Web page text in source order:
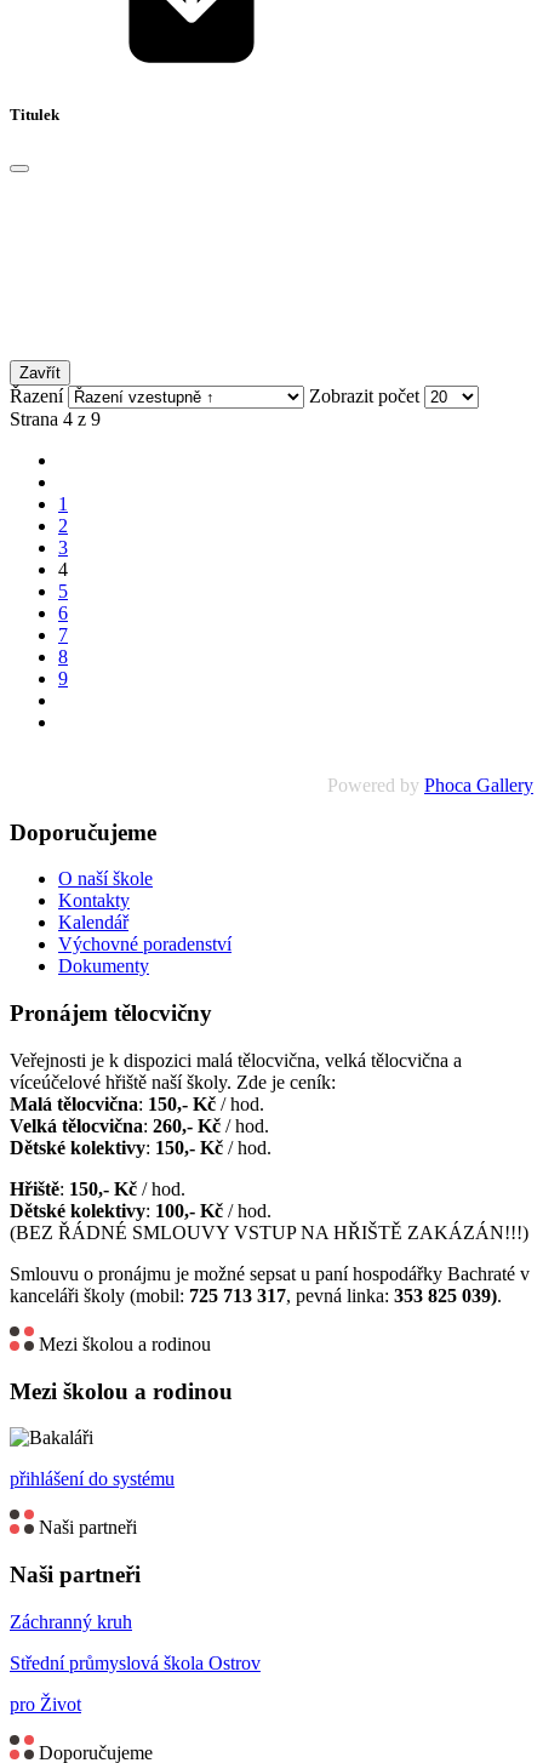
Titulek
Zavřít
Řazení
Zobrazit počet
Strana 4 z 9
1
2
3
4
5
6
7
8
9
Powered by Phoca Gallery
Doporučujeme
O naší škole
Kontakty
Kalendář
Výchovné poradenství
Dokumenty
Pronájem tělocvičny
Veřejnosti je k dispozici malá tělocvična, velká tělocvična a
víceúčelové hřiště naší školy. Zde je ceník:
Malá tělocvična: 150,- Kč / hod.
Velká tělocvična: 260,- Kč / hod.
Dětské kolektivy: 150,- Kč / hod.
Hřiště: 150,- Kč / hod.
Dětské kolektivy: 100,- Kč / hod.
(BEZ ŘÁDNÉ SMLOUVY VSTUP NA HŘIŠTĚ ZAKÁZÁN!!!)
Smlouvu o pronájmu je možné sepsat u paní hospodářky Bachraté v
kanceláři školy (mobil: 725 713 317, pevná linka: 353 825 039).
Mezi školou a rodinou
Mezi školou a rodinou
přihlášení do systému
Naši partneři
Naši partneři
Záchranný kruh
Střední průmyslová škola Ostrov
pro Život
Doporučujeme